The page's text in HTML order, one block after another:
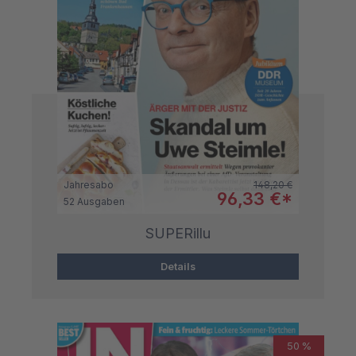
Jahresabo Regulärer Preis:
148,20 €
52 Ausgaben
Verkaufspreis:
96,33 €*
SUPERillu
Details
50 %